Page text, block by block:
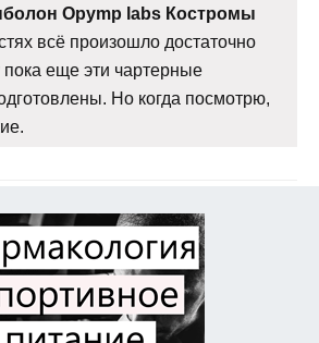
Opymp labs Костромы
всё произошло достаточно
пока еще эти чартерные
Но когда посмотрю,